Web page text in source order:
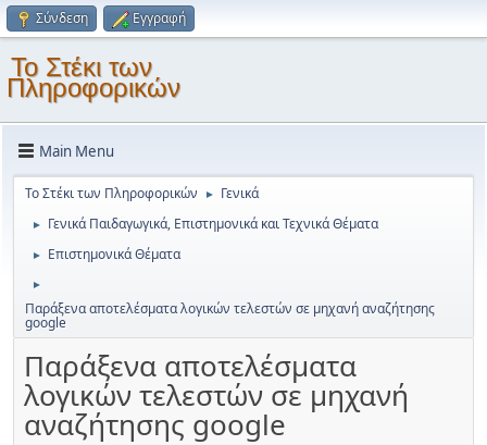
Σύνδεση Εγγραφή
Το Στέκι των
Πληροφορικών
Main Menu
Το Στέκι των Πληροφορικών ► Γενικά
► Γενικά Παιδαγωγικά, Επιστημονικά και Τεχνικά Θέματα
► Επιστημονικά Θέματα
►
Παράξενα αποτελέσματα λογικών τελεστών σε μηχανή αναζήτησης
google
Παράξενα αποτελέσματα
λογικών τελεστών σε μηχανή
αναζήτησης google